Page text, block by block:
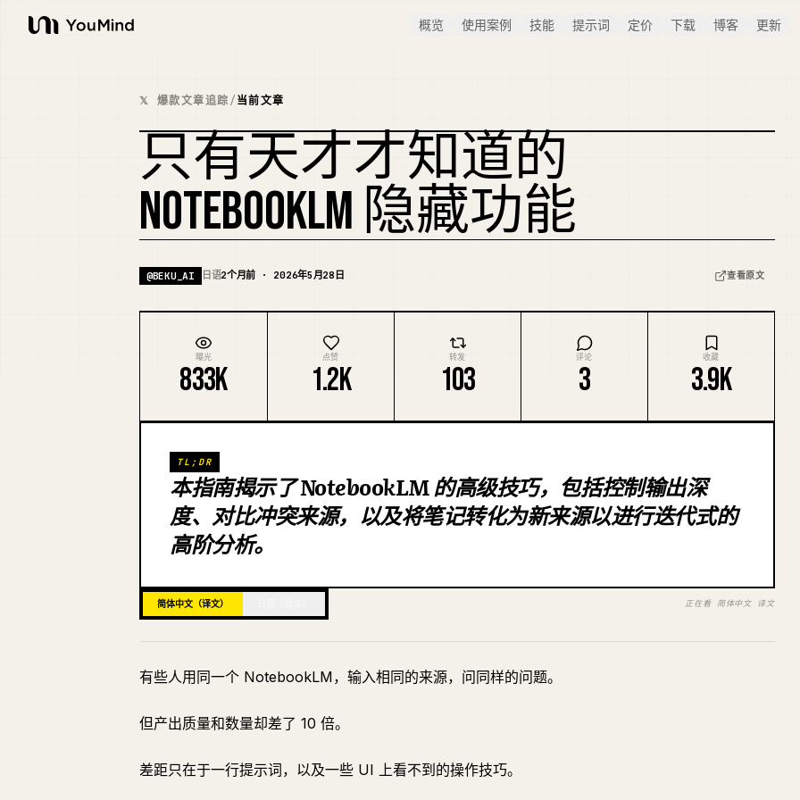
YouMind
概览 使用案例 技能 提示词 定价 下载 博客 更新
𝕏 爆款文章追踪/当前文章
只有天才才知道的
NOTEBOOKLM 隐藏功能
@BEKU_AI 日语2个月前 · 2026年5月28日 查看原文
曝光
833K
点赞
1.2K
转发
103
评论
3
收藏
3.9K
TL;DR
本指南揭示了 NotebookLM 的高级技巧，包括控制输出深
度、对比冲突来源，以及将笔记转化为新来源以进行迭代式的
高阶分析。
简体中文（译文） 正在看 简体中文 译文
有些人用同一个 NotebookLM，输入相同的来源，问同样的问题。
但产出质量和数量却差了 10 倍。
差距只在于一行提示词，以及一些 UI 上看不到的操作技巧。